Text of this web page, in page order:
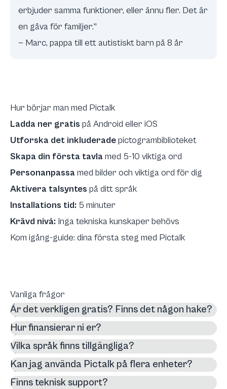
erbjuder samma funktioner, eller ännu fler. Det är
en gåva för familjer."
— Marc, pappa till ett autistiskt barn på 8 år
Hur börjar man med Pictalk
Ladda ner gratis på Android eller iOS
Utforska det inkluderadepictogrambiblioteket
Skapa din första tavla med 5-10 viktiga ord
Personanpassa med bilder och viktiga ord för dig
Aktivera talsyntes på ditt språk
Installations tid: 5 minuter
Krävd nivå: Inga tekniska kunskaper behövs
Kom igång-guide: dina första steg med Pictalk
Vanliga frågor
Är det verkligen gratis? Finns det någon hake?
Hur finansierar ni er?
Vilka språk finns tillgängliga?
Kan jag använda Pictalk på flera enheter?
Finns teknisk support?